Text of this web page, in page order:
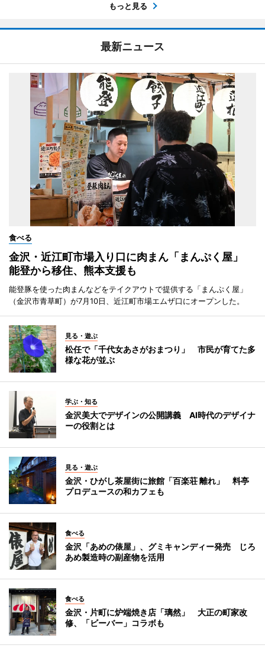
もっと見る
最新ニュース
食べる
金沢・近江町市場入り口に肉まん「まんぷく屋」
能登から移住、熊本支援も
能登豚を使った肉まんなどをテイクアウトで提供する「まんぷく屋」
（金沢市青草町）が7月10日、近江町市場エムザ口にオープンした。
見る・遊ぶ
松任で「千代女あさがおまつり」 市民が育てた多
様な花が並ぶ
学ぶ・知る
金沢美大でデザインの公開講義 AI時代のデザイナ
ーの役割とは
見る・遊ぶ
金沢・ひがし茶屋街に旅館「百楽荘 離れ」 料亭
プロデュースの和カフェも
食べる
金沢「あめの俵屋」、グミキャンディー発売 じろ
あめ製造時の副産物を活用
食べる
金沢・片町に炉端焼き店「璃然」 大正の町家改
修、「ビーバー」コラボも